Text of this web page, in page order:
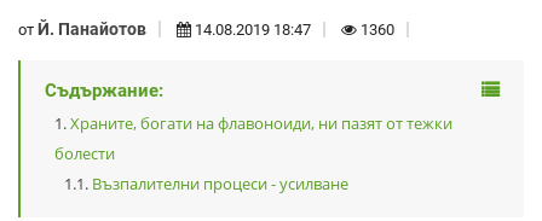
от Й. Панайотов 14.08.2019 18:47 1360
Съдържание:
Храните, богати на флавоноиди, ни пазят от тежки
болести
Възпалителни процеси - усилване